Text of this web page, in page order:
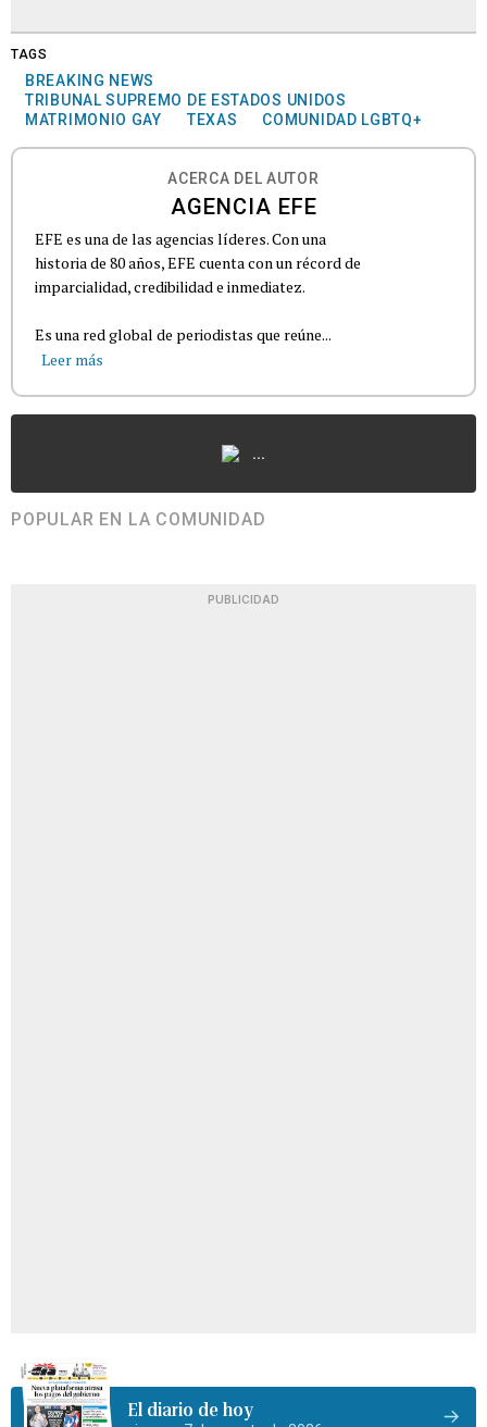
TAGS
BREAKING NEWS
TRIBUNAL SUPREMO DE ESTADOS UNIDOS
MATRIMONIO GAY
TEXAS COMUNIDAD LGBTQ+
ACERCA DEL AUTOR
AGENCIA EFE
EFE es una de las agencias líderes. Con una
historia de 80 años, EFE cuenta con un récord de
imparcialidad, credibilidad e inmediatez.
Es una red global de periodistas que reúne...
Leer más
...
POPULAR EN LA COMUNIDAD
PUBLICIDAD
El diario de hoy